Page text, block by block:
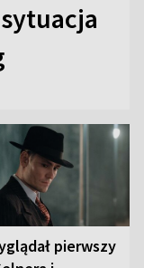
pierwszy